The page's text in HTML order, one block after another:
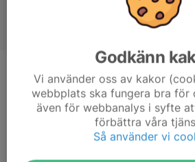
Position
-
Ålder
15 år
Godkänn
Vi använder oss av kakor
webbplats ska fungera bra för
även för webbanalys i syfte
förbättra våra
Så använder vi